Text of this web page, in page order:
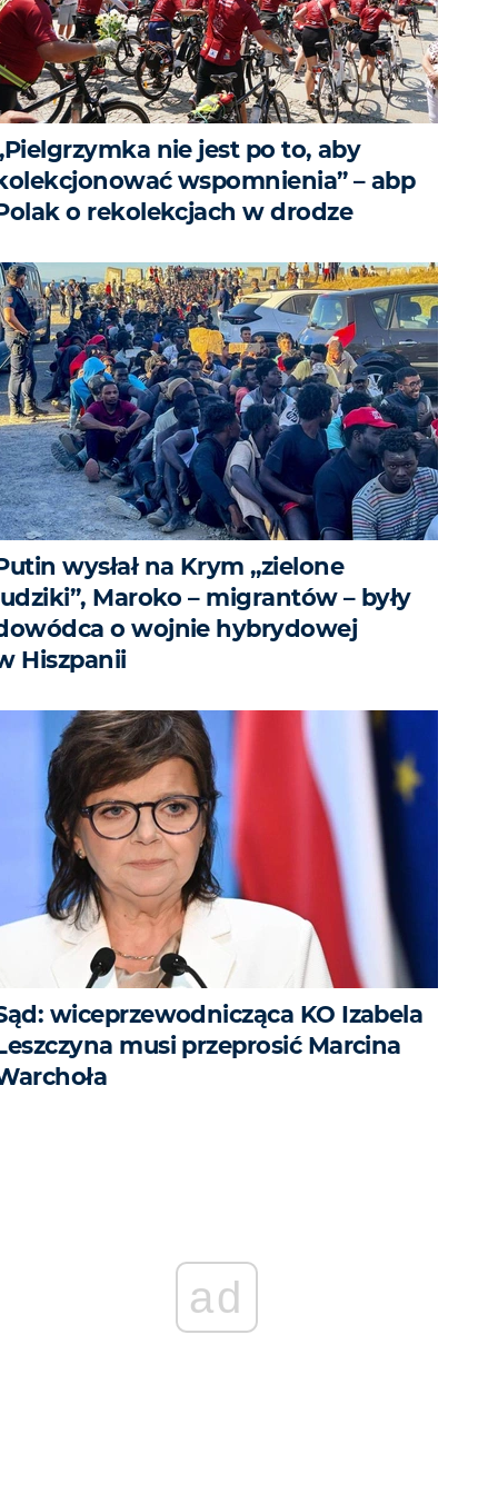
nie jest po to, aby
wspomnienia” – abp
o rekolekcjach w drodze
wysłał na Krym „zielone
Maroko – migrantów – były
o wojnie hybrydowej
Hiszpanii
wiceprzewodnicząca KO Izabela
musi przeprosić Marcina
ad